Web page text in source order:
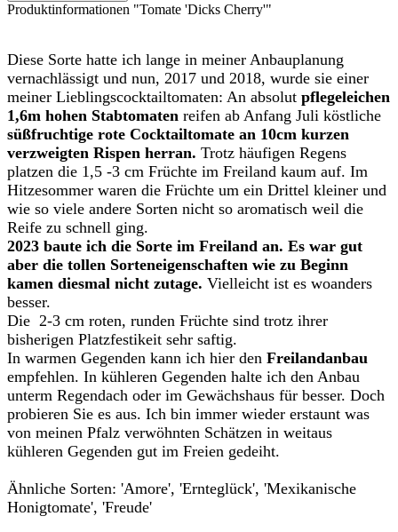
Produktinformationen "Tomate 'Dicks Cherry'"
Diese Sorte hatte ich lange in meiner Anbauplanung
vernachlässigt und nun, 2017 und 2018, wurde sie einer
meiner Lieblingscocktailtomaten: An absolut pflegeleichen
1,6m hohen Stabtomaten reifen ab Anfang Juli köstliche
süßfruchtige rote Cocktailtomate an 10cm kurzen
verzweigten Rispen herran. Trotz häufigen Regens
platzen die 1,5 -3 cm Früchte im Freiland kaum auf. Im
Hitzesommer waren die Früchte um ein Drittel kleiner und
wie so viele andere Sorten nicht so aromatisch weil die
Reife zu schnell ging.
2023 baute ich die Sorte im Freiland an. Es war gut
aber die tollen Sorteneigenschaften wie zu Beginn
kamen diesmal nicht zutage. Vielleicht ist es woanders
besser.
Die 2-3 cm roten, runden Früchte sind trotz ihrer
bisherigen Platzfestikeit sehr saftig.
In warmen Gegenden kann ich hier den Freilandanbau
empfehlen. In kühleren Gegenden halte ich den Anbau
unterm Regendach oder im Gewächshaus für besser. Doch
probieren Sie es aus. Ich bin immer wieder erstaunt was
von meinen Pfalz verwöhnten Schätzen in weitaus
kühleren Gegenden gut im Freien gedeiht.
Ähnliche Sorten: 'Amore', 'Ernteglück', 'Mexikanische
Honigtomate', 'Freude'